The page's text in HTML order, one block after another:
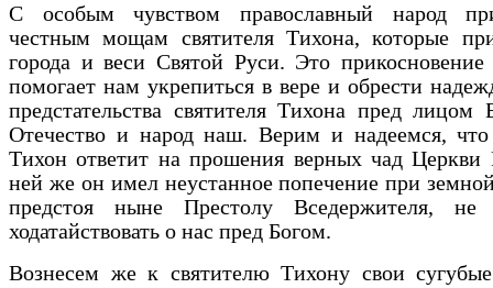
С особым чувством православный народ
честным мощам святителя Тихона, которые
города и веси Святой Руси. Это прикосновение
помогает нам укрепиться в вере и обрести
предстательства святителя Тихона пред
Отечество и народ наш. Верим и надеемся, что
Тихон ответит на прошения верных чад Церкви
ней же он имел неустанное попечение при
предстоя ныне Престолу Вседержителя, не
ходатайствовать о нас пред Богом.
Вознесем же к святителю Тихону свои